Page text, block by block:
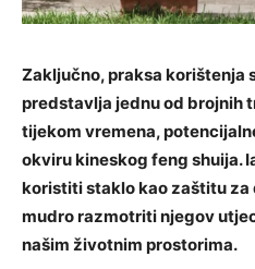
Zaključno, praksa korištenja
predstavlja jednu od brojnih
tijekom vremena,
okviru kineskog feng shuija.
koristiti staklo kao zaštitu za
mudro razmotriti njegov
našim životnim prostorima.